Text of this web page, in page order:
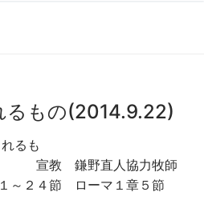
るもの(2014.9.22)
るも
直人協力牧師
２４節 ローマ１章５節